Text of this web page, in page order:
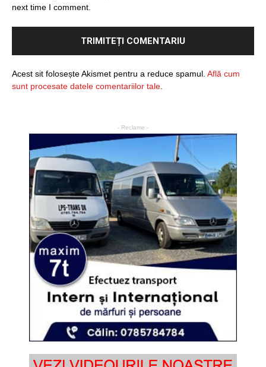
next time I comment.
Acest sit folosește Akismet pentru a reduce spamul. Află cum
sunt procesate datele comentariilor tale
- Reclame -